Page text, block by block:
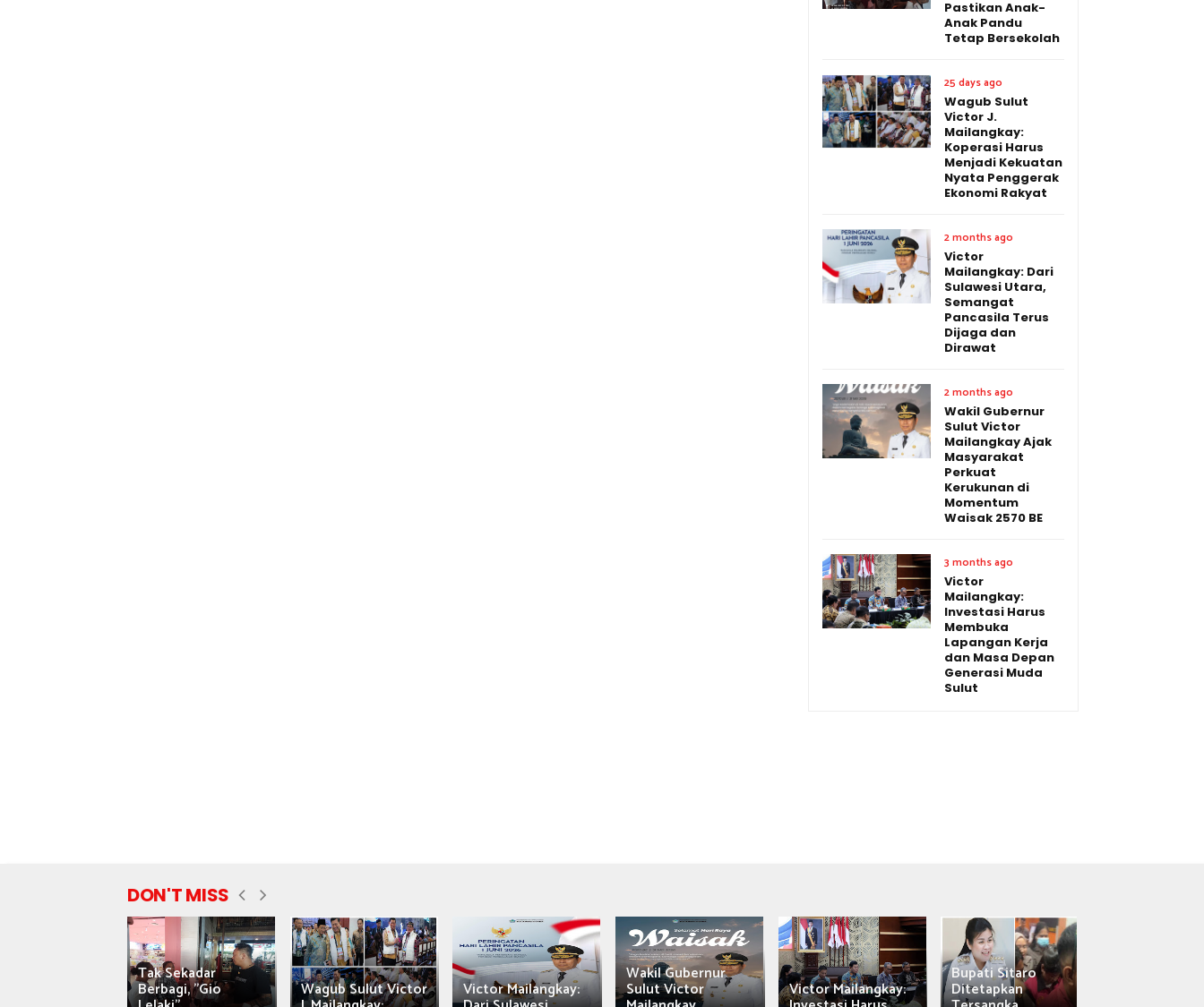
Pastikan Anak-
Anak Pandu
Tetap Bersekolah
25 days ago
Wagub Sulut
Victor J.
Mailangkay:
Koperasi Harus
Menjadi Kekuatan
Nyata Penggerak
Ekonomi Rakyat
2 months ago
Victor
Mailangkay: Dari
Sulawesi Utara,
Semangat
Pancasila Terus
Dijaga dan
Dirawat
2 months ago
Wakil Gubernur
Sulut Victor
Mailangkay Ajak
Masyarakat
Perkuat
Kerukunan di
Momentum
Waisak 2570 BE
3 months ago
Victor
Mailangkay:
Investasi Harus
Membuka
Lapangan Kerja
dan Masa Depan
Generasi Muda
Sulut
DON'T MISS
Tak Sekadar
Berbagi, "Gio Wagub Sulut Victor Victor Mailangkay:
Wakil Gubernur
Sulut Victor Victor Mailangkay:
Bupati Sitaro
Ditetapkan